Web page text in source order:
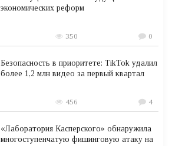
экономических реформ
350 0
Безопасность в приоритете: TikTok удалил
более 1,2 млн видео за первый квартал
456 4
«Лаборатория Касперского» обнаружила
многоступенчатую фишинговую атаку на